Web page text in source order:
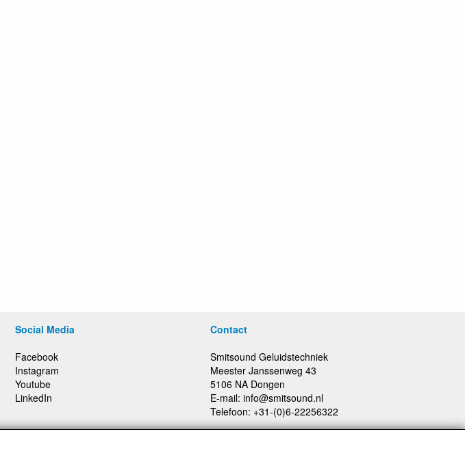
Social Media
Facebook
Instagram
Youtube
LinkedIn
Contact
Smitsound Geluidstechniek
Meester Janssenweg 43
5106 NA Dongen
E-mail: info@smitsound.nl
Telefoon: +31-(0)6-22256322